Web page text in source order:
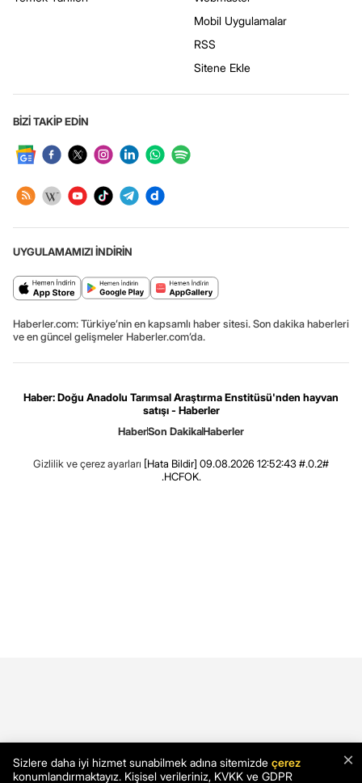
Mobil Uygulamalar
RSS
Sitene Ekle
BİZİ TAKİP EDİN
UYGULAMAMIZI İNDİRİN
Haberler.com: Türkiye’nin en kapsamlı haber sitesi. Son dakika haberleri
ve en güncel gelişmeler Haberler.com’da.
Haber: Doğu Anadolu Tarımsal Araştırma Enstitüsü'nden hayvan
satışı - Haberler
HaberSon DakikaHaberler
Gizlilik ve çerez ayarları [Hata Bildir] 09.08.2026 12:52:43 #.0.2#
.HCFOK.
×
Sizlere daha iyi hizmet sunabilmek adına sitemizde çerez
konumlandırmaktayız. Kişisel verileriniz, KVKK ve GDPR